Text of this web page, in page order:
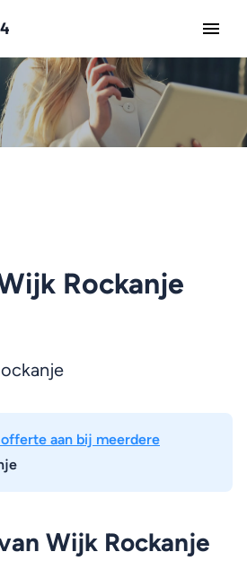
Rockanje
aan bij meerdere
Wijk Rockanje